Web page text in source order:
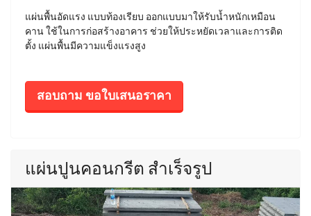
แผ่นพื้นอัดแรง แบบท้องเรียบ ออกแบบมาให้รับน้ำหนักเหมือน
คาน ใช้ในการก่อสร้างอาคาร ช่วยให้ประหยัดเวลาและการติด
ตั้ง แผ่นพื้นมีความแข็งแรงสูง
สอบถาม ขอใบเสนอราคา
แผ่นปูนคอนกรีต สำเร็จรูป